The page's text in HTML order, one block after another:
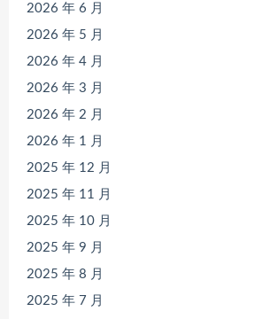
2026 年 6 月
2026 年 5 月
2026 年 4 月
2026 年 3 月
2026 年 2 月
2026 年 1 月
2025 年 12 月
2025 年 11 月
2025 年 10 月
2025 年 9 月
2025 年 8 月
2025 年 7 月